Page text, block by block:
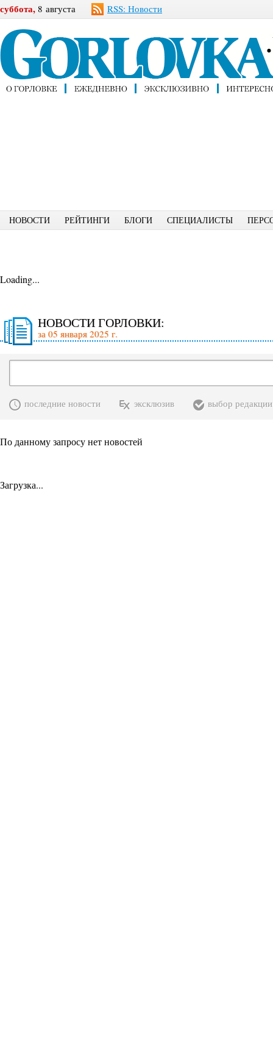
суббота, 8 августа RSS: Новости
НОВОСТИ РЕЙТИНГИ БЛОГИ СПЕЦИАЛИСТЫ
Loading...
НОВОСТИ ГОРЛОВКИ:
за 05 января 2025 г.
последние новости эксклюзив выбор редакции
По данному запросу нет новостей
Загрузка...